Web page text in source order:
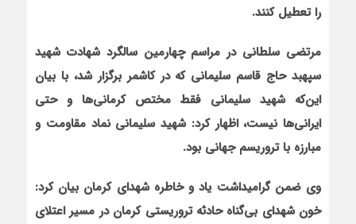
را تعطیل کنند.
مرتضی سلطانی در مراسم چهارمین سالگرد شهادت شهید
سپهبد حاج قاسم سلیمانی که در کاشمر برگزار شد، با بیان
این‌که شهید سلیمانی فقط مختص کرمانی‌ها و حتی
ایرانی‌ها نیست، اظهار کرد: شهید سلیمانی نماد مقاومت و
مبارزه با تروریسم جهانی بود.
وی ضمن گرامیداشت یاد و خاطره شهدای کرمان بیان کرد:
خون شهدای بی‌گناه حادثه تروریستی کرمان در مسیر اعتلای